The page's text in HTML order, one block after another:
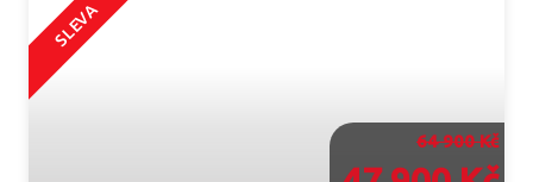
SLEVA
64 900 Kč